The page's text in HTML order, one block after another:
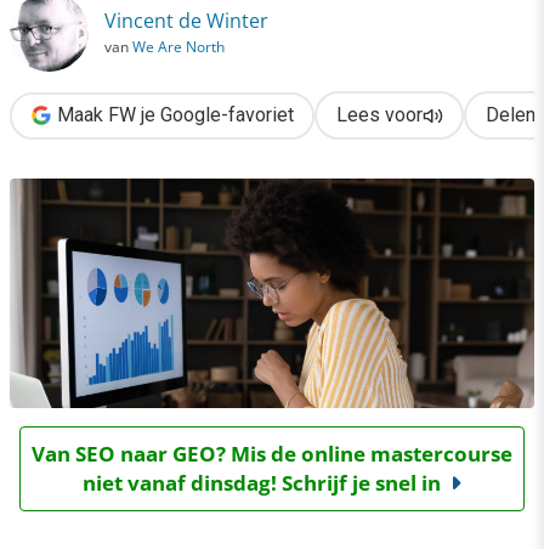
Vincent de Winter
vanWe Are North
Maak FW je Google-favoriet Lees voor Delen
Van SEO naar GEO? Mis de online mastercourse
niet vanaf dinsdag! Schrijf je snel in